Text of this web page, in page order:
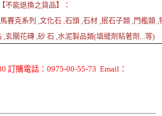
不能退換之貨品】：
賽克系列 ,文化石 ,石頭 ,石材 ,抿石子類 ,門檻類 ,
,玄關花磚 ,砂 石 ,水泥製品類(填縫劑粘著劑...等)
訂購電話：0975-00-55-73 Email：